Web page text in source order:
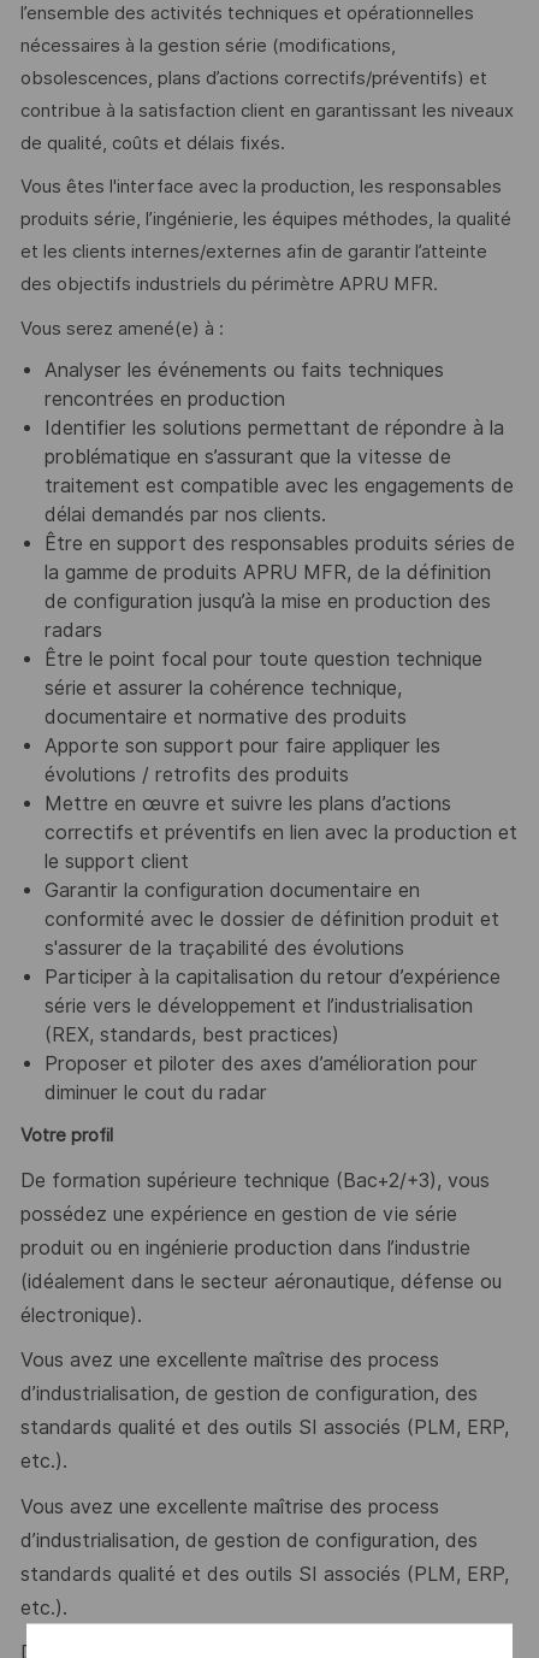
l’ensemble des activités techniques et opérationnelles
nécessaires à la gestion série (modifications,
obsolescences, plans d’actions correctifs/préventifs) et
contribue à la satisfaction client en garantissant les niveaux
de qualité, coûts et délais fixés.
Vous êtes l'interface avec la production, les responsables
produits série, l’ingénierie, les équipes méthodes, la qualité
et les clients internes/externes afin de garantir l’atteinte
des objectifs industriels du périmètre APRU MFR.
Vous serez amené(e) à :
Analyser les événements ou faits techniques
rencontrées en production
Identifier les solutions permettant de répondre à la
problématique en s’assurant que la vitesse de
traitement est compatible avec les engagements de
délai demandés par nos clients.
Être en support des responsables produits séries de
la gamme de produits APRU MFR, de la définition
de configuration jusqu’à la mise en production des
radars
Être le point focal pour toute question technique
série et assurer la cohérence technique,
documentaire et normative des produits
Apporte son support pour faire appliquer les
évolutions / retrofits des produits
Mettre en œuvre et suivre les plans d’actions
correctifs et préventifs en lien avec la production et
le support client
Garantir la configuration documentaire en
conformité avec le dossier de définition produit et
s'assurer de la traçabilité des évolutions
Participer à la capitalisation du retour d’expérience
série vers le développement et l’industrialisation
(REX, standards, best practices)
Proposer et piloter des axes d’amélioration pour
diminuer le cout du radar
Votre profil
De formation supérieure technique (Bac+2/+3), vous
possédez une expérience en gestion de vie série
produit ou en ingénierie production dans l’industrie
(idéalement dans le secteur aéronautique, défense ou
électronique).
Vous avez une excellente maîtrise des process
d’industrialisation, de gestion de configuration, des
standards qualité et des outils SI associés (PLM, ERP,
etc.).
Vous avez une excellente maîtrise des process
d’industrialisation, de gestion de configuration, des
standards qualité et des outils SI associés (PLM, ERP,
etc.).
Dans le cadre de votre intégration, une période de